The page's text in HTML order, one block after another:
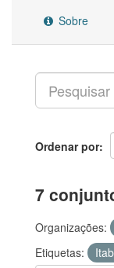
Sobre
Ordenar por
7
Organizações:
Etiquetas: